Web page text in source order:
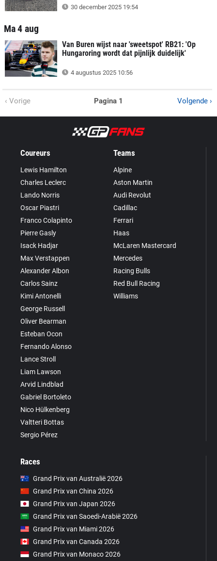
30 december 2025 19:54
Ma 4 aug
Van Buren wijst naar 'sweetspot' RB21: 'Op
Hungaroring wordt dat pijnlijk duidelijk'
4 augustus 2025 10:56
‹ Vorige Pagina 1 Volgende ›
Coureurs
Lewis Hamilton
Charles Leclerc
Lando Norris
Oscar Piastri
Franco Colapinto
Pierre Gasly
Isack Hadjar
Max Verstappen
Alexander Albon
Carlos Sainz
Kimi Antonelli
George Russell
Oliver Bearman
Esteban Ocon
Fernando Alonso
Lance Stroll
Liam Lawson
Arvid Lindblad
Gabriel Bortoleto
Nico Hülkenberg
Valtteri Bottas
Sergio Pérez
Teams
Alpine
Aston Martin
Audi Revolut
Cadillac
Ferrari
Haas
McLaren Mastercard
Mercedes
Racing Bulls
Red Bull Racing
Williams
Races
Grand Prix van Australië 2026
Grand Prix van China 2026
Grand Prix van Japan 2026
Grand Prix van Saoedi-Arabië 2026
Grand Prix van Miami 2026
Grand Prix van Canada 2026
Grand Prix van Monaco 2026